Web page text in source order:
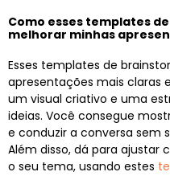
Como esses templates
melhorar minhas
Esses templates de
apresentações mais claras
um visual criativo e uma
ideias. Você consegue
e conduzir a conversa sem
Além disso, dá para ajustar
o seu tema, usando estes